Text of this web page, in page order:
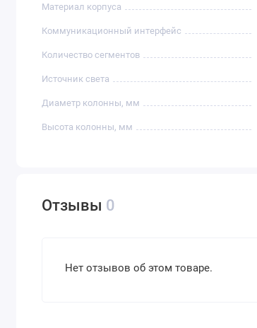
Материал корпуса
Коммуникационный интерфейс
Количество сегментов
Источник света
Диаметр колонны, мм
Высота колонны, мм
Отзывы 0
Нет отзывов об этом товаре.